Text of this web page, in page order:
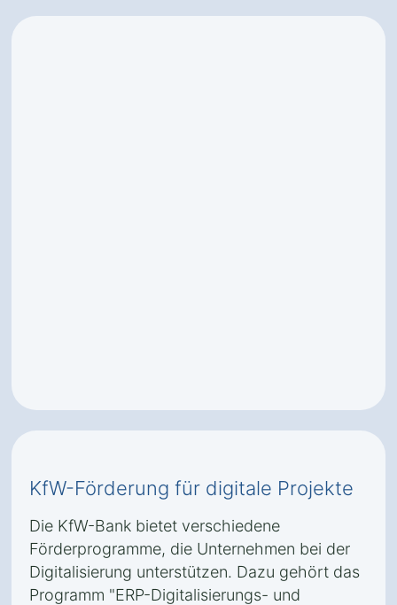
KfW-Förderung für digitale Projekte
Die KfW-Bank bietet verschiedene
Förderprogramme, die Unternehmen bei der
Digitalisierung unterstützen. Dazu gehört das
Programm "ERP-Digitalisierungs- und